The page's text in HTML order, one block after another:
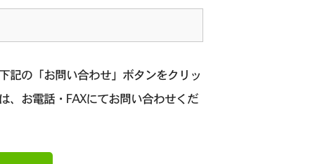
記の「お問い合わせ」ボタンをクリッ
、お電話・FAXにてお問い合わせくだ